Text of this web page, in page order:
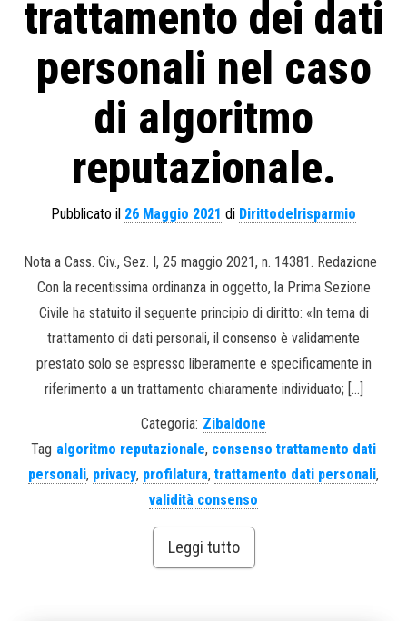
trattamento dei dati
personali nel caso
di algoritmo
reputazionale.
Pubblicato il 26 Maggio 2021 di Dirittodelrisparmio
Nota a Cass. Civ., Sez. I, 25 maggio 2021, n. 14381. Redazione
Con la recentissima ordinanza in oggetto, la Prima Sezione
Civile ha statuito il seguente principio di diritto: «In tema di
trattamento di dati personali, il consenso è validamente
prestato solo se espresso liberamente e specificamente in
riferimento a un trattamento chiaramente individuato; […]
Categoria: Zibaldone
Tag algoritmo reputazionale, consenso trattamento dati
personali, privacy, profilatura, trattamento dati personali,
validità consenso
Leggi tutto